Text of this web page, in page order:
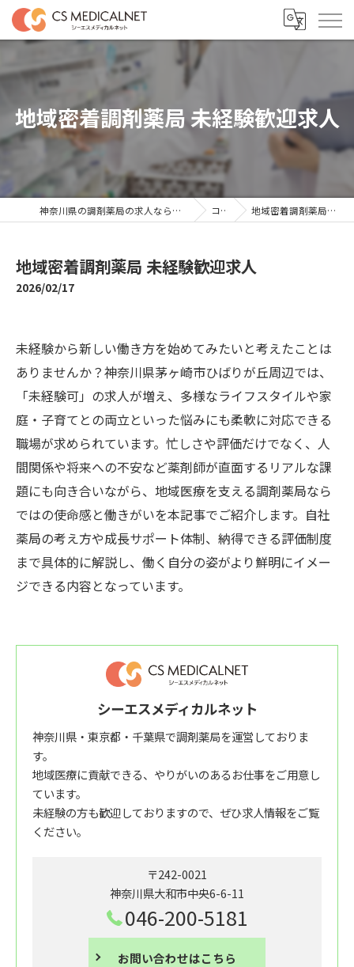
地域密着調剤薬局 未経験歓迎求人
神奈川県の調剤薬局の求人ならシーエスメディカルネット コラム 地域密着調剤薬局 未経験歓迎求人
地域密着調剤薬局 未経験歓迎求人
2026/02/17
未経験から新しい働き方を始めてみたいと考えたことは
ありませんか？神奈川県茅ヶ崎市ひばりが丘周辺では、
「未経験可」の求人が増え、多様なライフスタイルや家
庭・子育てとの両立といった悩みにも柔軟に対応できる
職場が求められています。忙しさや評価だけでなく、人
間関係や将来への不安など薬剤師が直面するリアルな課
題にも向き合いながら、地域医療を支える調剤薬局なら
ではの使命感と働きがいを本記事でご紹介します。自社
薬局の考え方や成長サポート体制、納得できる評価制度
まで具体的に解説し、働く自分の姿がより鮮明にイメー
ジできる内容となっています。
シーエスメディカルネット
神奈川県・東京都・千葉県で調剤薬局を運営しておりま
す。
地域医療に貢献できる、やりがいのあるお仕事をご用意し
ています。
未経験の方も歓迎しておりますので、ぜひ求人情報をご覧
ください。
〒242-0021
神奈川県大和市中央6-6-11
046-200-5181
お問い合わせはこちら